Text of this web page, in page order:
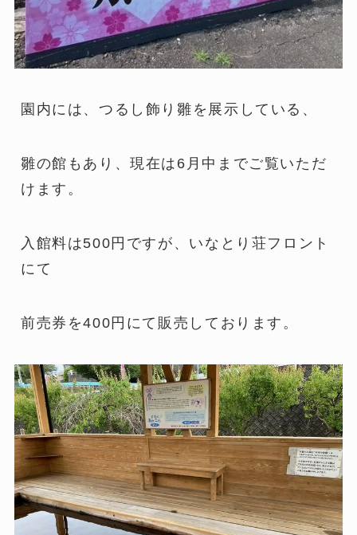
園内には、つるし飾り雛を展示している、
雛の館もあり、現在は6月中までご覧いただ
けます。
入館料は500円ですが、いなとり荘フロント
にて
前売券を400円にて販売しております。